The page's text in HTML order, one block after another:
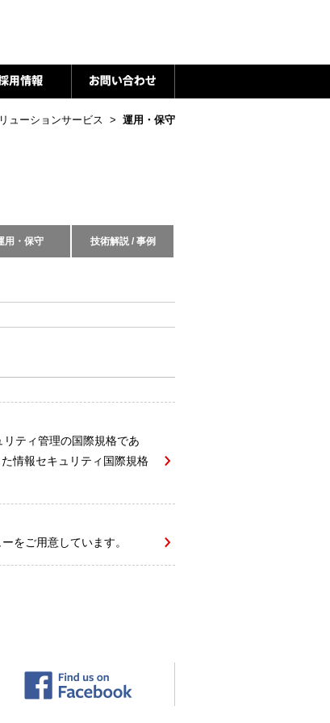
ューションサービス > 運用・保守
用・保守 技術解説 / 事例
ティ管理の国際規格であ
情報セキュリティ国際規格
をご用意しています。